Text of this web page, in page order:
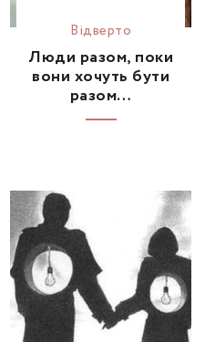
Відвертo
Люди разом, поки
вони хочуть бути
разом…